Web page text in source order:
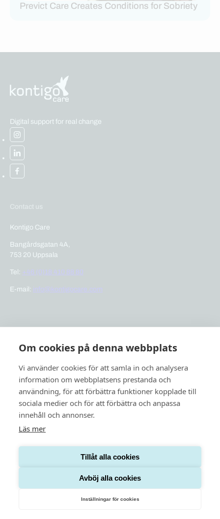
Om cookies på denna webbplats
Vi använder cookies för att samla in och analysera
information om webbplatsens prestanda och
användning, för att förbättra funktioner kopplade till
sociala medier och för att förbättra och anpassa
innehåll och annonser.
Läs mer
Tillåt alla cookies
Avböj alla cookies
Inställningar för cookies
Previct Care Creates Conditions for Sobriety
Digital support for real change
Contact us
Kontigo Care
Bangårdsgatan 4A,
753 20 Uppsala
Tel: +46 (0)18 410 88 80
E-mail: info@kontigocare.com
Links
Previct Care
Support
About us
Privacy policy